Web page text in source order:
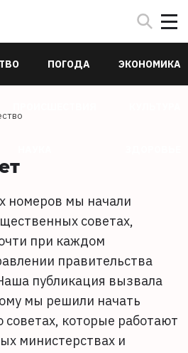
ПОГОДА ЭКОНОМИКА
номеров мы начали
советах,
при каждом
правительства
публикация вызвала
мы решили начать
советах, которые работают
министерствах и